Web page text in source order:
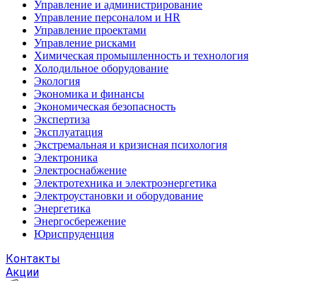
Управление и администрирование
Управление персоналом и HR
Управление проектами
Управление рисками
Химическая промышленность и технология
Холодильное оборудование
Экология
Экономика и финансы
Экономическая безопасность
Экспертиза
Эксплуатация
Экстремальная и кризисная психология
Электроника
Электроснабжение
Электротехника и электроэнергетика
Электроустановки и оборудование
Энергетика
Энергосбережение
Юриспруденция
Контакты
Акции